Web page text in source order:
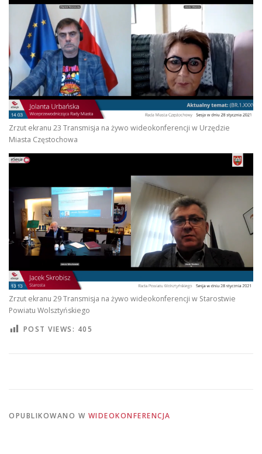
Zrzut ekranu 23 Transmisja na żywo wideokonferencji w Urzędzie
Miasta Częstochowa
Zrzut ekranu 29 Transmisja na żywo wideokonferencji w Starostwie
Powiatu Wolsztyńskiego
POST VIEWS: 405
OPUBLIKOWANO W WIDEOKONFERENCJA